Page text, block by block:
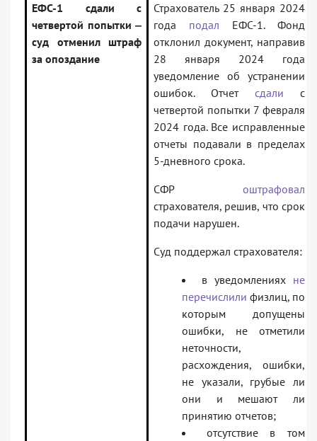
ЕФС-1 сдали с
четвертой попытки ‒
суд отменил штраф
за опоздание
Страхователь 25 января 2024
года подал ЕФС-1. Фонд
отклонил документ, направив
28 января 2024 года
уведомление об устранении
ошибок. Отчет сдали с
четвертой попытки 7 февраля
2024 года. Все исправленные
отчеты подавали в пределах
5-дневного срока.
СФР оштрафовал
страхователя, решив, что срок
подачи нарушен.
Суд поддержал страхователя:
в уведомлениях не
перечислили физлиц, по
которым допущены
ошибки, не отметили
неточности,
расхождения, ошибки,
не указали, грубые ли
они и мешают ли
принятию отчетов;
отсутствие в том